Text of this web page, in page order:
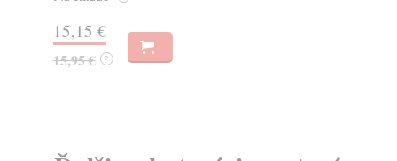
15,15 €
15,95 € ?